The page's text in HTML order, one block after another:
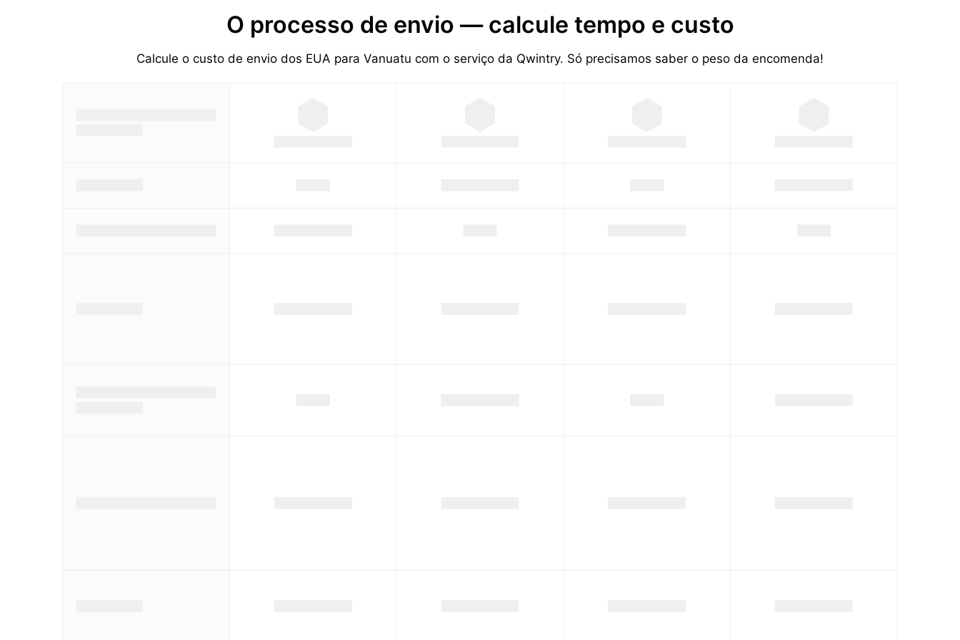
O processo de envio — calcule tempo e custo
Calcule o custo de envio dos EUA para Vanuatu com o serviço da Qwintry. Só precisamos saber o peso da encomenda!